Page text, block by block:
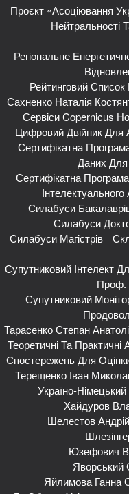
Проєкт «Асоціювання
Нейтральності
Регіональне
Рейтинговий Список
Сахненко Наталія
Сервіси Copernicus
Цифровий Двійник Для
Сертифікатна
Даних Для
Сертифікатна
Силабуси
Силабуси
Силабуси Магістрів
Супутниковий Інтелект
Проф.
Супутниковий
Тарасенко Степан
Теоретичні Та
Спостережень Для
Терещенко Іван
Україно-
Хайдуров
Шелестов
Юзефович
Яворський
Яйлимова Ганна